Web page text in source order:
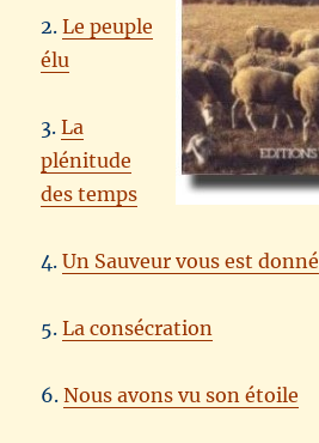
2.Le peuple
élu
3.La
plénitude
des temps
4.Un Sauveur vous est donné
5.La consécration
6.Nous avons vu son étoile